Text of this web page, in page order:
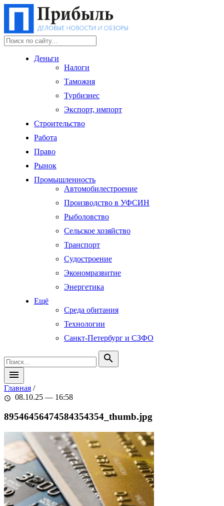
Деньги
Налоги
Таможня
Турбизнес
Экспорт, импорт
Строительство
Работа
Право
Рынок
Промышленность
Автомобилестроение
Производство в УФСИН
Рыболовство
Сельское хозяйство
Транспорт
Судостроение
Экономразвитие
Энергетика
Ещё
Среда обитания
Технологии
Санкт-Петербург и СЗФО
search
menu
Главная /
schedule 08.10.25 — 16:58
89546456474584354354_thumb.jpg